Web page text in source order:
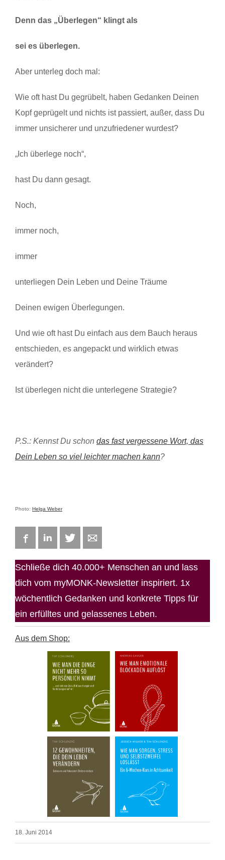
Denn das „Überlegen“ klingt als
sei es überlegen.
Aber unterleg doch mal:
Wie oft hast Du gegrübelt, haben Gedanken Deinen
Kopf geprügelt und nichts ist passiert, außer, dass Du
immer unsicherer und unzufriedener wurdest?
„Ich überlege noch“,
hast Du dann gesagt.
Noch,
immer noch,
immer
unterliegen Dein Leben und Deine Träume
Deinen ewigen Überlegungen.
Und wie oft hast Du einfach aus dem Bauch heraus
entschieden, es angepackt und wirklich etwas
verändert?
Ist überlegen nicht die unterlegene Strategie?
P.S.: Kennst Du schon das fast vergessene Wort, das
Dein Leben so viel leichter machen kann?
Photo: Helga Weber
FacebookLinkedIn Twitter
Schließe dich 40.000+ Menschen an und lass
dich vom myMONK-Newsletter inspiriert. 1x
wöchentlich Gedanken und konkrete Tipps für
ein erfülltes und gelassenes Leben.
Aus dem Shop:
18. Juni 2014